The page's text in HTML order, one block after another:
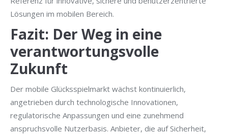
Lösungen im mobilen Bereich.
Fazit: Der Weg in eine
verantwortungsvolle
Zukunft
Der mobile Glücksspielmarkt wächst kontinuierlich,
angetrieben durch technologische Innovationen,
regulatorische Anpassungen und eine zunehmend
anspruchsvolle Nutzerbasis. Anbieter, die auf Sicherheit,